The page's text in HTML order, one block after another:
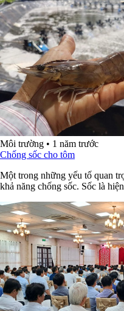
Môi trường • 1 năm trước
Chống sốc cho tôm
Một trong những yếu tố quan
khả năng chống sốc. Sốc là